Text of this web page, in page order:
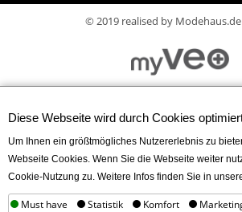
© 2019 realised by
Diese Webseite wird durch Cookies
Um Ihnen ein größtmögliches Nutzererlebnis zu
Webseite Cookies. Wenn Sie die Webseite weiter
Cookie-Nutzung zu. Weitere Infos finden Sie in
Must have Statistik Komfort